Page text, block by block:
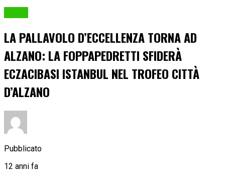
LA PALLAVOLO D’ECCELLENZA TORNA AD
ALZANO: LA FOPPAPEDRETTI SFIDERÀ
ECZACIBASI ISTANBUL NEL TROFEO CITTÀ
D’ALZANO
Pubblicato
12 anni fa